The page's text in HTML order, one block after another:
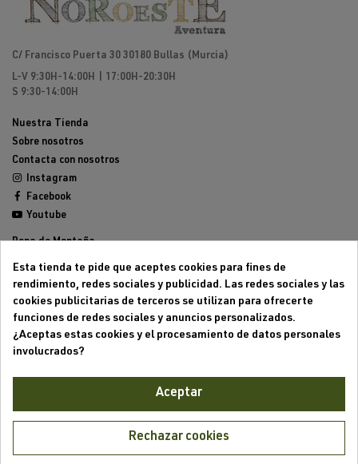
C/ Francisco Puerta 30 30180 Bullas (Murcia)
L-V 9:30H-14:00H | 17:00H-20:30H
S 9:30-14:00H
Nuestra Tienda
Sobre nosotros
Contacta con nosotros
Instagram
Facebook
Youtube
Ropa de Montaña
Calzado de Montaña
Mochilas de montaña
Equipamiento de Montaña
Trailrunning
Outlet
Condiciones generales de venta
Esta tienda te pide que aceptes cookies para fines de
rendimiento, redes sociales y publicidad. Las redes sociales y las
cookies publicitarias de terceros se utilizan para ofrecerte
funciones de redes sociales y anuncios personalizados.
¿Aceptas estas cookies y el procesamiento de datos personales
involucrados?
Aceptar
Rechazar cookies